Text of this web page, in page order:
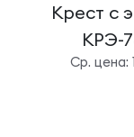
Крест с
КРЭ-
Cр. цена: